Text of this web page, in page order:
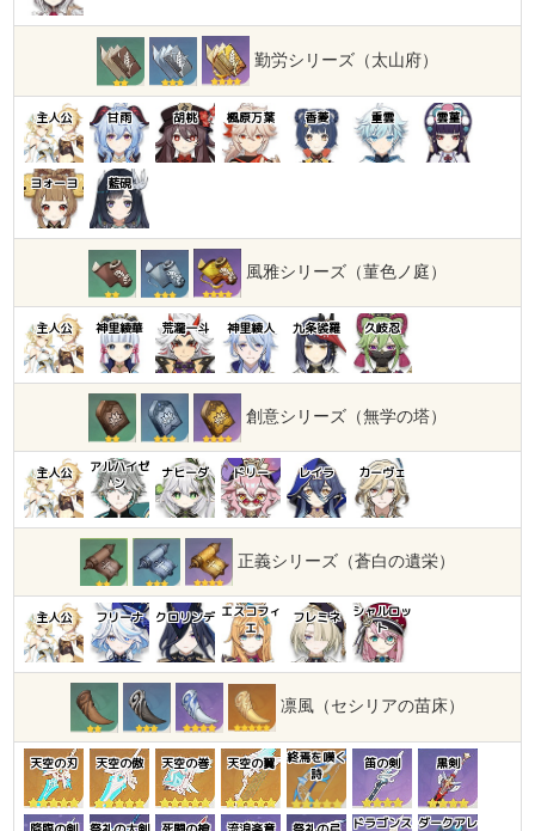
勤労シリーズ（太山府）
主人公 甘雨 胡桃 楓原万葉 香菱 重雲 雲菫
ヨォーヨ 藍硯
風雅シリーズ（菫色ノ庭）
主人公 神里綾華 荒瀧一斗 神里綾人 九条裟羅 久岐忍
創意シリーズ（無学の塔）
主人公
アルハイゼ
ン
ナヒーダ ドリー レイラ カーヴェ
正義シリーズ（蒼白の遺栄）
主人公 フリーナ クロリンデ エスコフィ
エ
フレミネ
シャルロッ
ト
凛風（セシリアの苗床）
天空の刃 天空の傲 天空の巻 天空の翼
終焉を嘆く
詩
笛の剣 黒剣
ドラゴンス ダークアレ